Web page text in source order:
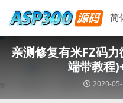
亲测修复有米FZ码
端带教程
2020-